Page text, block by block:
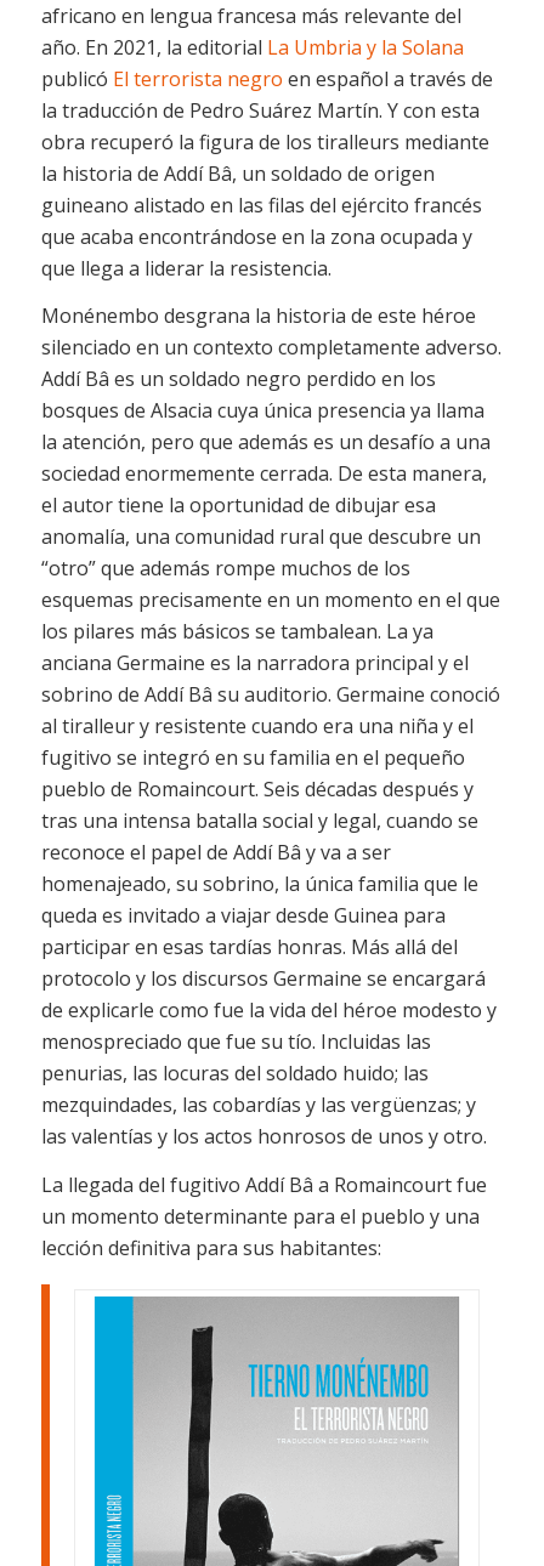
africano en lengua francesa más relevante del
año. En 2021, la editorial La Umbria y la Solana
publicó El terrorista negro en español a través de
la traducción de Pedro Suárez Martín. Y con esta
obra recuperó la figura de los tiralleurs mediante
la historia de Addí Bâ, un soldado de origen
guineano alistado en las filas del ejército francés
que acaba encontrándose en la zona ocupada y
que llega a liderar la resistencia.
Monénembo desgrana la historia de este héroe
silenciado en un contexto completamente adverso.
Addí Bâ es un soldado negro perdido en los
bosques de Alsacia cuya única presencia ya llama
la atención, pero que además es un desafío a una
sociedad enormemente cerrada. De esta manera,
el autor tiene la oportunidad de dibujar esa
anomalía, una comunidad rural que descubre un
“otro” que además rompe muchos de los
esquemas precisamente en un momento en el que
los pilares más básicos se tambalean. La ya
anciana Germaine es la narradora principal y el
sobrino de Addí Bâ su auditorio. Germaine conoció
al tiralleur y resistente cuando era una niña y el
fugitivo se integró en su familia en el pequeño
pueblo de Romaincourt. Seis décadas después y
tras una intensa batalla social y legal, cuando se
reconoce el papel de Addí Bâ y va a ser
homenajeado, su sobrino, la única familia que le
queda es invitado a viajar desde Guinea para
participar en esas tardías honras. Más allá del
protocolo y los discursos Germaine se encargará
de explicarle como fue la vida del héroe modesto y
menospreciado que fue su tío. Incluidas las
penurias, las locuras del soldado huido; las
mezquindades, las cobardías y las vergüenzas; y
las valentías y los actos honrosos de unos y otro.
La llegada del fugitivo Addí Bâ a Romaincourt fue
un momento determinante para el pueblo y una
lección definitiva para sus habitantes: